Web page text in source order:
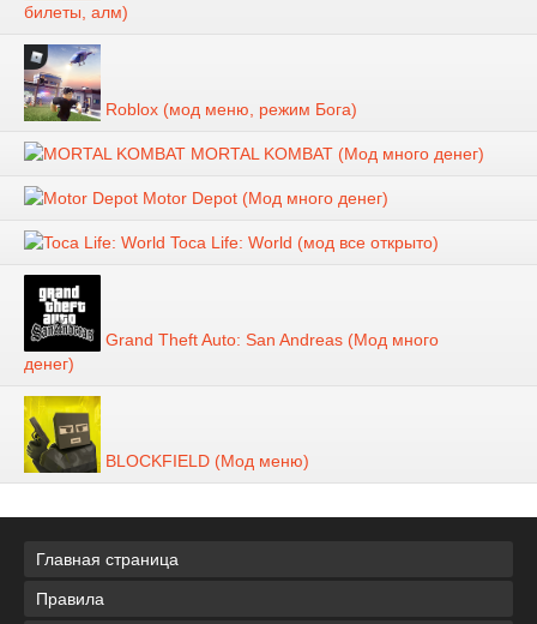
билеты, алм)
Roblox (мод меню, режим Бога)
MORTAL KOMBAT (Мод много денег)
Motor Depot (Мод много денег)
Toca Life: World (мод все открыто)
Grand Theft Auto: San Andreas (Мод много
денег)
BLOCKFIELD (Мод меню)
Главная страница
Правила